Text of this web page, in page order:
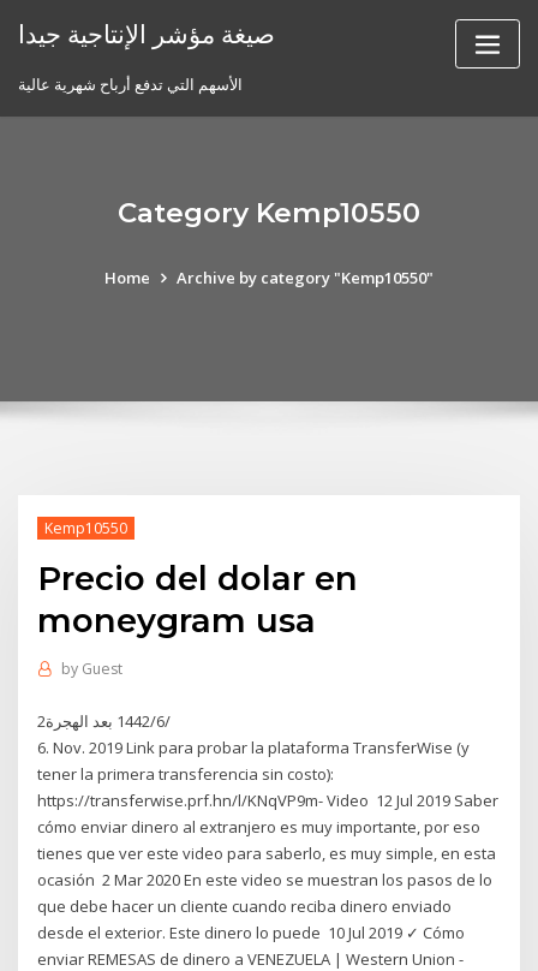
صيغة مؤشر الإنتاجية جيدا
الأسهم التي تدفع أرباح شهرية عالية
Category Kemp10550
Home Archive by category "Kemp10550"
Kemp10550
Precio del dolar en
moneygram usa
by Guest
2‏‏/6‏‏/1442 بعد الهجرة
6. Nov. 2019 Link para probar la plataforma TransferWise (y
tener la primera transferencia sin costo):
https://transferwise.prf.hn/l/KNqVP9m- Video 12 Jul 2019 Saber
cómo enviar dinero al extranjero es muy importante, por eso
tienes que ver este video para saberlo, es muy simple, en esta
ocasión 2 Mar 2020 En este video se muestran los pasos de lo
que debe hacer un cliente cuando reciba dinero enviado
desde el exterior. Este dinero lo puede 10 Jul 2019 ✓ Cómo
enviar REMESAS de dinero a VENEZUELA | Western Union -